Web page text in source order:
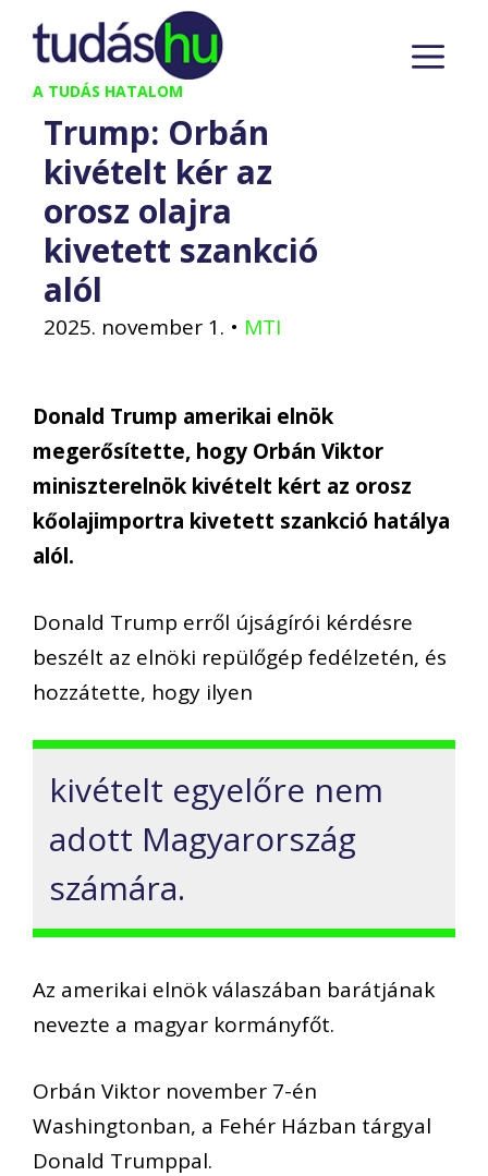
Kilépés
tartalomba
A TUDÁS HATALOM
Trump: Orbán
kivételt kér az
orosz olajra
kivetett szankció
alól
2025. november 1. • MTI
Donald Trump amerikai elnök
megerősítette, hogy Orbán Viktor
miniszterelnök kivételt kért az orosz
kőolajimportra kivetett szankció hatálya
alól.
Donald Trump erről újságírói kérdésre
beszélt az elnöki repülőgép fedélzetén, és
hozzátette, hogy ilyen
kivételt egyelőre nem
adott Magyarország
számára.
Az amerikai elnök válaszában barátjának
nevezte a magyar kormányfőt.
Orbán Viktor november 7-én
Washingtonban, a Fehér Házban tárgyal
Donald Trumppal.